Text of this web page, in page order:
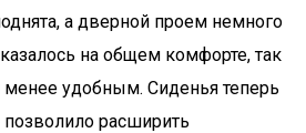
а дверной проем немного
на общем комфорте, так
менее удобным. Сиденья теперь
расширить